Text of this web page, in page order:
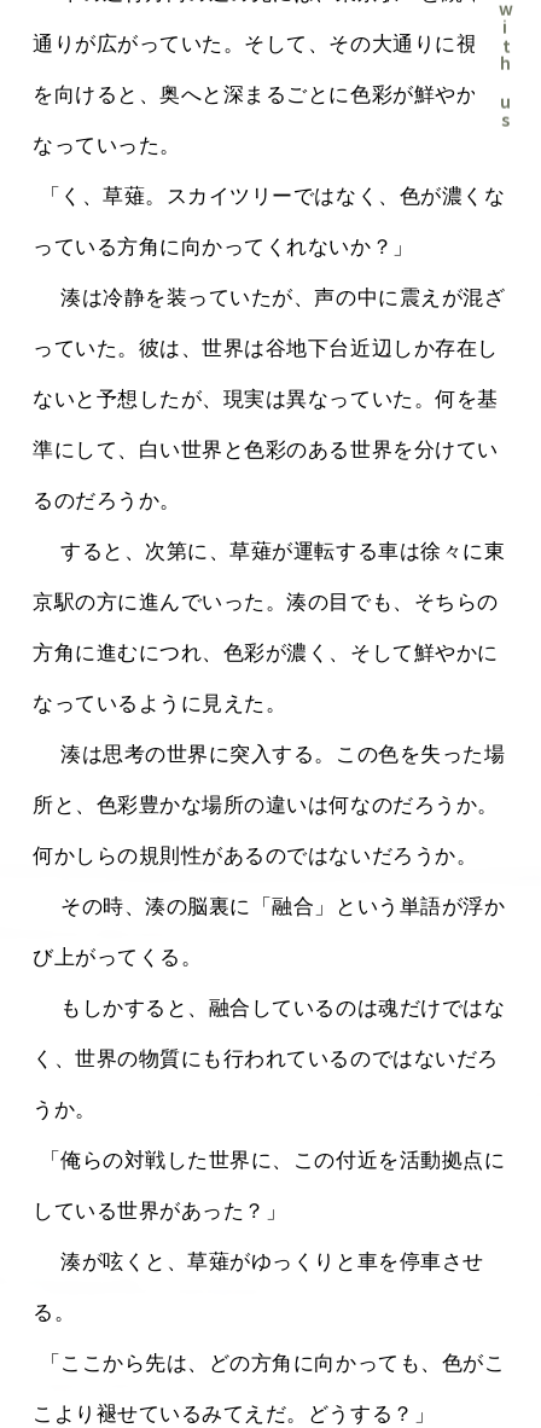
通りが広がっていた。そして、その大通りに視線
を向けると、奥へと深まるごとに色彩が鮮やかに
なっていった。
っている方角に向かってくれないか？」
っていた。彼は、世界は谷地下台近辺しか存在し
ないと予想したが、現実は異なっていた。何を基
準にして、白い世界と色彩のある世界を分けてい
るのだろうか。
京駅の方に進んでいった。湊の目でも、そちらの
方角に進むにつれ、色彩が濃く、そして鮮やかに
なっているように見えた。
所と、色彩豊かな場所の違いは何なのだろうか。
何かしらの規則性があるのではないだろうか。
び上がってくる。
く、世界の物質にも行われているのではないだろ
うか。
している世界があった？」
る。
こより褪せているみてえだ。どうする？」